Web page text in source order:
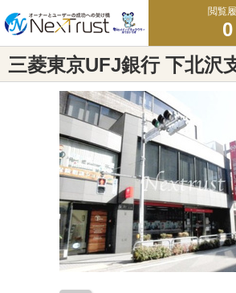
閲覧
0
三菱東京UFJ銀行 下北沢